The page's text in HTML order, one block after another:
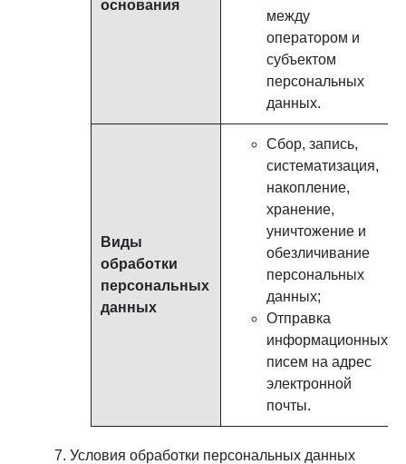
основания
между
оператором и
субъектом
персональных
данных.
Виды
обработки
персональных
данных
Сбор, запись,
систематизация,
накопление,
хранение,
уничтожение и
обезличивание
персональных
данных;
Отправка
информационных
писем на адрес
электронной
почты.
Условия обработки персональных данных